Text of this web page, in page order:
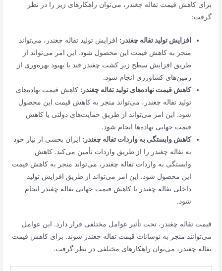
برای کاهش قیمت تفاله چغندر، می‌توان راهکارهای زیر را در نظر
گرفت:
افزایش تولید تفاله چغندر: افزایش تولید تفاله چغندر، می‌تواند
منجر به کاهش قیمت این محصول شود. این امر می‌تواند از
طریق افزایش سطح زیر کشت چغندر قند یا بهبود بهره‌وری از
زمین‌های کشاورزی انجام شود.
کاهش قیمت نهاده‌های تولید تفاله چغندر: کاهش قیمت نهاده‌های
تولید تفاله چغندر، می‌تواند منجر به کاهش قیمت این محصول
شود. این امر می‌تواند از طریق حمایت‌های دولتی یا کاهش
قیمت جهانی نهاده‌ها انجام شود.
کاهش وابستگی به واردات تفاله چغندر: ایران بخشی از نیاز خود
به تفاله چغندر را از طریق واردات تأمین می‌کند. کاهش
وابستگی به واردات تفاله چغندر، می‌تواند منجر به کاهش قیمت
این محصول شود. این امر می‌تواند از طریق افزایش تولید
داخلی تفاله چغندر یا کاهش قیمت جهانی تفاله چغندر انجام
شود.
قیمت تفاله چغندر، تحت تأثیر عوامل مختلفی قرار دارد. این عوامل
می‌توانند منجر به نوسانات قیمت تفاله چغندر شوند. برای کاهش قیمت
تفاله چغندر، می‌توان راهکارهای مختلفی در نظر گرفت.